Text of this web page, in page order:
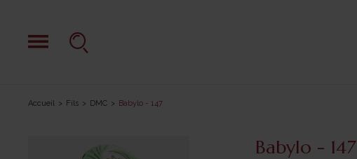
Accueil Fils DMC Babylo - 147
Babylo - 147